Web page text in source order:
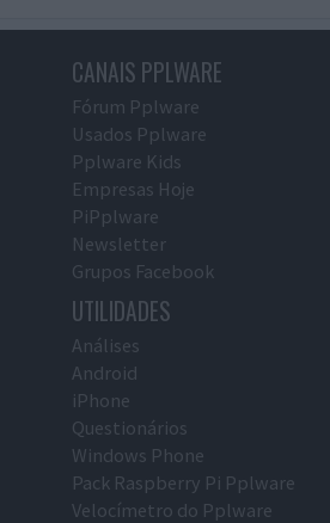
CANAIS PPLWARE
Fórum Pplware
Usados Pplware
Pplware Kids
Empresas Hoje
PiPplware
Newsletter
Grupos Facebook
UTILIDADES
Análises
Android
iPhone
Questionários
Windows Phone
Pack Raspberry Pi Pplware
Velocímetro do Pplware